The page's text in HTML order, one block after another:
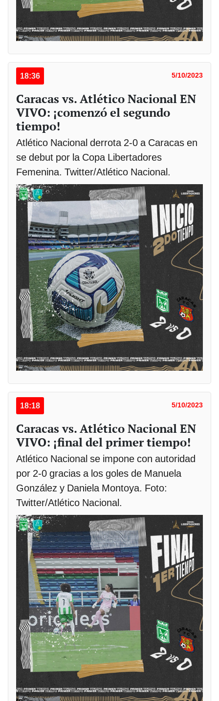
18:36 5/10/2023
Caracas vs. Atlético Nacional EN
VIVO: ¡comenzó el segundo
tiempo!
Atlético Nacional derrota 2-0 a Caracas en
se debut por la Copa Libertadores
Femenina. Twitter/Atlético Nacional.
18:18 5/10/2023
Caracas vs. Atlético Nacional EN
VIVO: ¡final del primer tiempo!
Atlético Nacional se impone con autoridad
por 2-0 gracias a los goles de Manuela
González y Daniela Montoya. Foto:
Twitter/Atlético Nacional.